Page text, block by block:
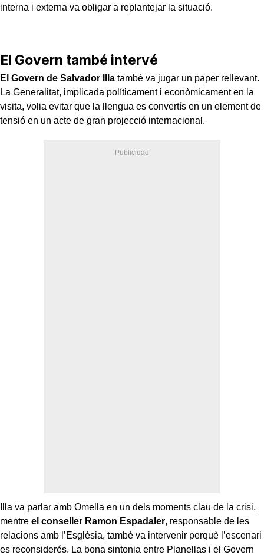
interna i externa va obligar a replantejar la situació.
El Govern també intervé
El Govern de Salvador Illa també va jugar un paper rellevant.
La Generalitat, implicada políticament i econòmicament en la
visita, volia evitar que la llengua es convertís en un element de
tensió en un acte de gran projecció internacional.
Illa va parlar amb Omella en un dels moments clau de la crisi,
mentre el conseller Ramon Espadaler, responsable de les
relacions amb l’Església, també va intervenir perquè l’escenari
es reconsiderés. La bona sintonia entre Planellas i el Govern